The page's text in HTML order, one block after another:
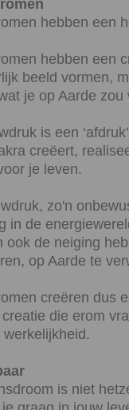
hebben een
hebben een
beeld vormen,
je op Aarde zou
is een
creëert,
je leven.
zo'n
in de
ook de neiging
op Aarde te
creëren dus
die erom
werkelijkheid.
is niet